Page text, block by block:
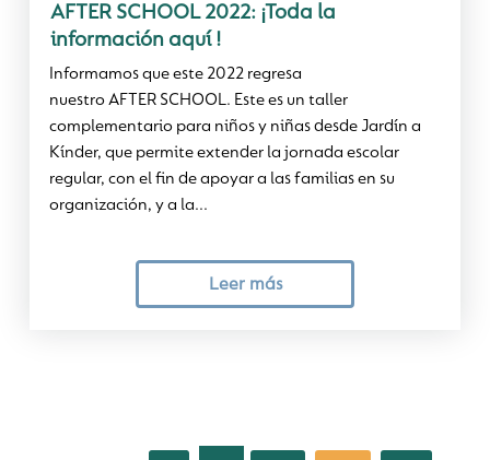
AFTER SCHOOL 2022: ¡Toda la
información aquí­ !
Informamos que este 2022 regresa
nuestro AFTER SCHOOL. Este es un taller
complementario para niños y niñas desde Jardín a
Kínder, que permite extender la jornada escolar
regular, con el fin de apoyar a las familias en su
organización, y a la...
Leer más